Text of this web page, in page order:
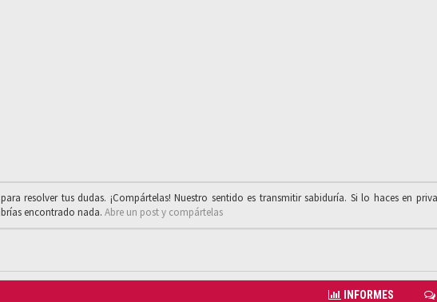
para resolver tus dudas. ¡Compártelas! Nuestro sentido es transmitir sabiduría. Si lo haces en
encontrado nada. Abre un post y compártelas
INFORMES